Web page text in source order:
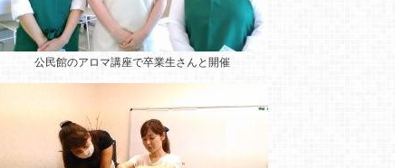
公民館のアロマ講座で卒業生さんと開催